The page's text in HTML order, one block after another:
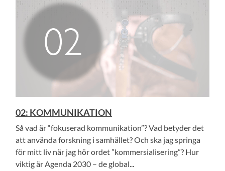
02: KOMMUNIKATION
Så vad är “fokuserad kommunikation”? Vad betyder det
att använda forskning i samhället? Och ska jag springa
för mitt liv när jag hör ordet ”kommersialisering”? Hur
viktig är Agenda 2030 – de global...